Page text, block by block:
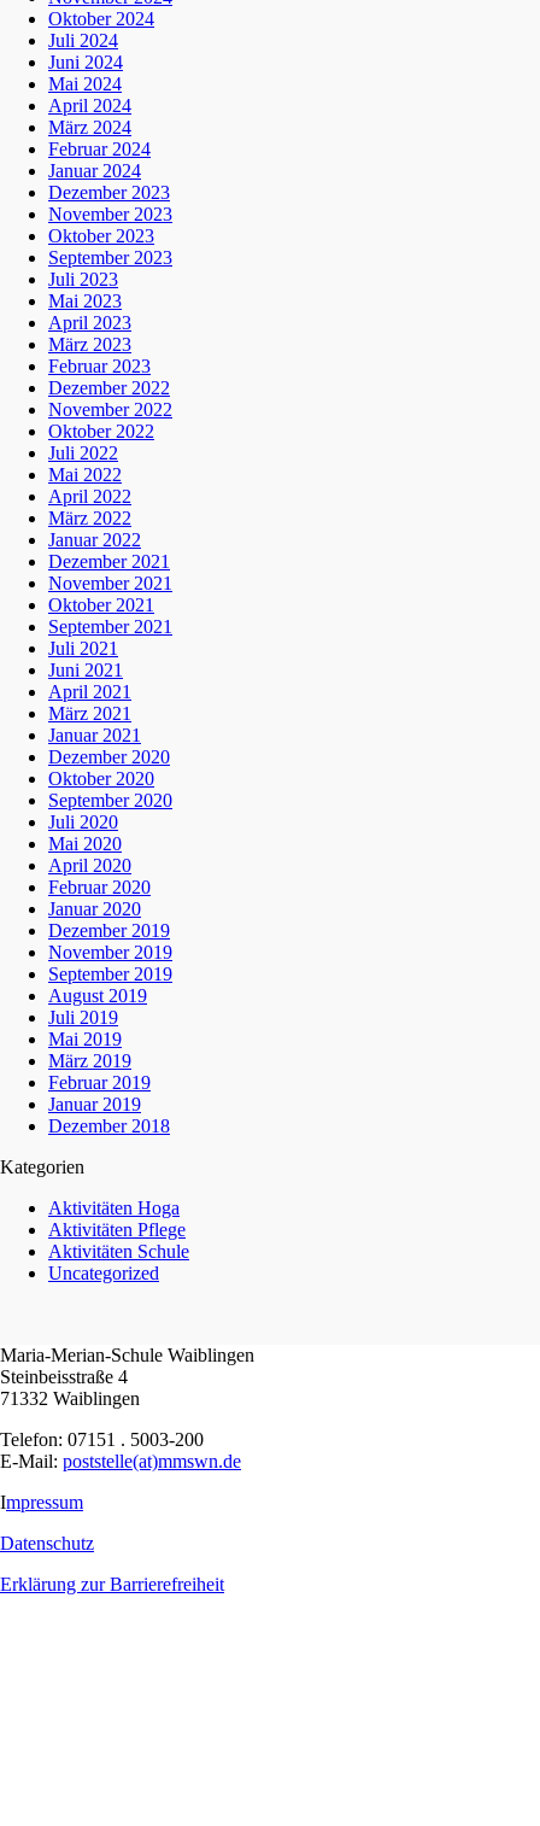
Oktober 2024
Juli 2024
Juni 2024
Mai 2024
April 2024
März 2024
Februar 2024
Januar 2024
Dezember 2023
November 2023
Oktober 2023
September 2023
Juli 2023
Mai 2023
April 2023
März 2023
Februar 2023
Dezember 2022
November 2022
Oktober 2022
Juli 2022
Mai 2022
April 2022
März 2022
Januar 2022
Dezember 2021
November 2021
Oktober 2021
September 2021
Juli 2021
Juni 2021
April 2021
März 2021
Januar 2021
Dezember 2020
Oktober 2020
September 2020
Juli 2020
Mai 2020
April 2020
Februar 2020
Januar 2020
Dezember 2019
November 2019
September 2019
August 2019
Juli 2019
Mai 2019
März 2019
Februar 2019
Januar 2019
Dezember 2018
Kategorien
Aktivitäten Hoga
Aktivitäten Pflege
Aktivitäten Schule
Uncategorized
Maria-Merian-Schule Waiblingen
Steinbeisstraße 4
71332 Waiblingen
Telefon: 07151 . 5003-200
E-Mail: poststelle(at)mmswn.de
Impressum
Datenschutz
Erklärung zur Barrierefreiheit